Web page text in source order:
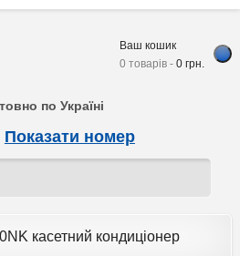
Ваш кошик
0 товарів -0 грн.
по Україні
Показати номер
касетний кондиціонер